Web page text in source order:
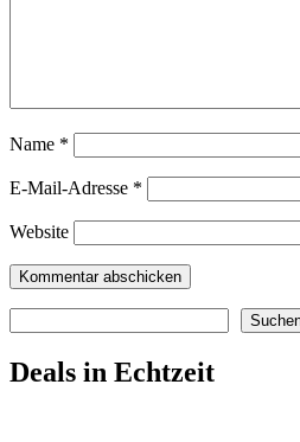
Name *
E-Mail-Adresse *
Website
Deals in Echtzeit